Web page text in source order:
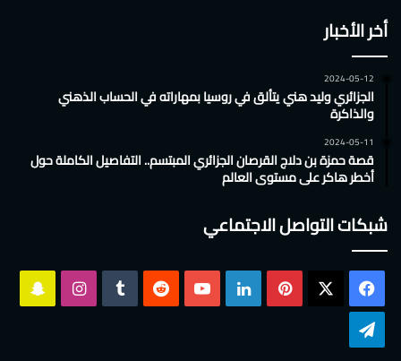
أخر الأخبار
2024-05-12
الجزائري وليد هني يتألق في روسيا بمهاراته في الحساب الذهني
والذاكرة
2024-05-11
قصة حمزة بن دلاج القرصان الجزائري المبتسم.. التفاصيل الكاملة حول
أخطر هاكر على مستوى العالم
شبكات التواصل الاجتماعي
فيسبوك بينتيريست لينكدإن ‫YouTube انستقرام